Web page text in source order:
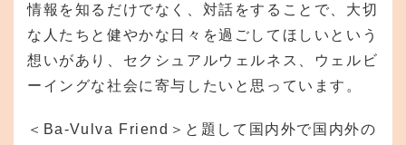
情報を知るだけでなく、対話をすることで、大切
な人たちと健やかな日々を過ごしてほしいという
想いがあり、セクシュアルウェルネス、ウェルビ
ーイングな社会に寄与したいと思っています。
＜Ba-Vulva Friend＞と題して国内外で国内外の